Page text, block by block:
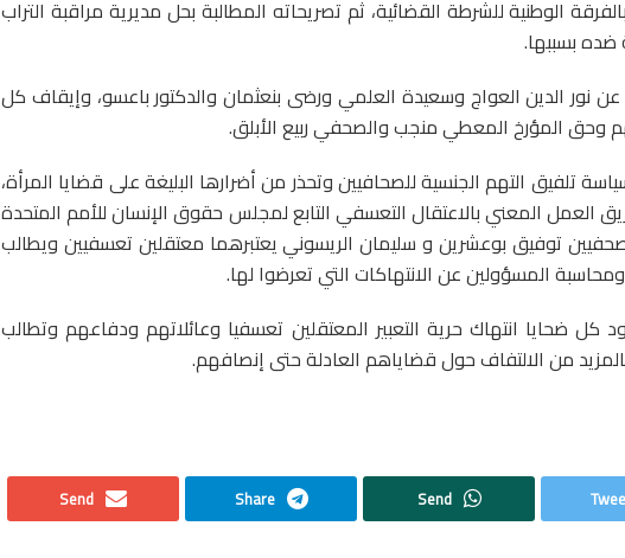
الوطنية للشرطة القضائية، ثم تصريحاته المطالبة بحل مديرية مراقبة التراب
ضده بسببها.
عن نور الدين العواج وسعيدة العلمي ورضى بنعثمان والدكتور باعسو، وإيقاف كل
وحق المؤرخ المعطي منجب والصحفي ربيع الأبلق.
تلفيق التهم الجنسية للصحافيين وتحذر من أضرارها البليغة على قضايا المرأة،
العمل المعني بالاعتقال التعسفي التابع لمجلس حقوق الإنسان للأمم المتحدة
توفيق بوعشرين و سليمان الريسوني يعتبرهما معتقلين تعسفيين ويطالب
المسؤولين عن الانتهاكات التي تعرضوا لها.
كل ضحايا انتهاك حرية التعبير المعتقلين تعسفيا وعائلاتهم ودفاعهم وتطالب
من الالتفاف حول قضاياهم العادلة حتى إنصافهم.
Send
Share
Send